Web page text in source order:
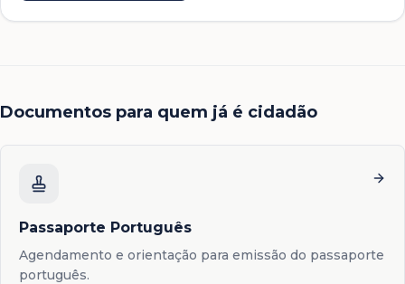
Documentos para quem já é cidadão
Passaporte Português
Agendamento e orientação para emissão do passaporte
português.